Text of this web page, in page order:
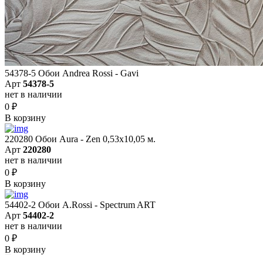
54378-5 Обои Andrea Rossi - Gavi
Арт 54378-5
нет в наличии
0 ₽
В корзину
220280 Обои Aura - Zen 0,53х10,05 м.
Арт 220280
нет в наличии
0 ₽
В корзину
54402-2 Обои A.Rossi - Spectrum ART
Арт 54402-2
нет в наличии
0 ₽
В корзину